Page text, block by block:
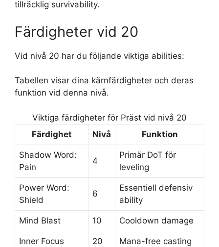
tillräcklig survivability.
Färdigheter vid 20
Vid nivå 20 har du följande viktiga abilities:
Tabellen visar dina kärnfärdigheter och deras
funktion vid denna nivå.
Viktiga färdigheter för Präst vid nivå 20
Färdighet
Nivå Funktion
Shadow Word:
Pain
4
Primär DoT för
leveling
Power Word:
Shield
6
Essentiell defensiv
ability
Mind Blast 10 Cooldown damage
Inner Focus 20 Mana-free casting